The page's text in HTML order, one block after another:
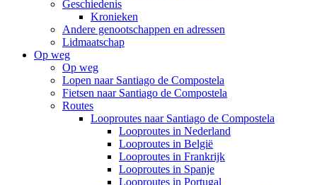
Geschiedenis
Kronieken
Andere genootschappen en adressen
Lidmaatschap
Op weg
Op weg
Lopen naar Santiago de Compostela
Fietsen naar Santiago de Compostela
Routes
Looproutes naar Santiago de Compostela
Looproutes in Nederland
Looproutes in België
Looproutes in Frankrijk
Looproutes in Spanje
Looproutes in Portugal